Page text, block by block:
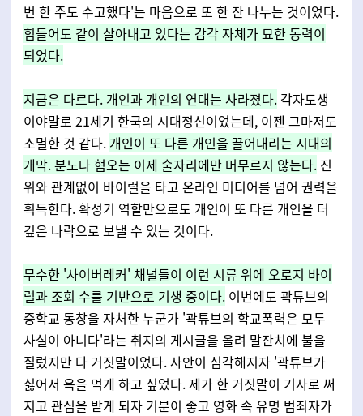
번 한 주도 수고했다'는 마음으로 또 한 잔 나누는 것이었다.
힘들어도 같이 살아내고 있다는 감각 자체가 묘한 동력이
되었다.
지금은 다르다. 개인과 개인의 연대는 사라졌다.각자도생
이야말로 21세기 한국의 시대정신이었는데, 이젠 그마저도
소멸한 것 같다. 개인이 또 다른 개인을 끌어내리는 시대의
개막. 분노나 혐오는 이제 술자리에만 머무르지 않는다.진
위와 관계없이 바이럴을 타고 온라인 미디어를 넘어 권력을
획득한다. 확성기 역할만으로도 개인이 또 다른 개인을 더
깊은 나락으로 보낼 수 있는 것이다.
무수한 '사이버레커' 채널들이 이런 시류 위에 오로지 바이
럴과 조회 수를 기반으로 기생 중이다.이번에도 곽튜브의
중학교 동창을 자처한 누군가 '곽튜브의 학교폭력은 모두
사실이 아니다'라는 취지의 게시글을 올려 말잔치에 불을
질렀지만 다 거짓말이었다. 사안이 심각해지자 '곽튜브가
싫어서 욕을 먹게 하고 싶었다. 제가 한 거짓말이 기사로 써
지고 관심을 받게 되자 기분이 좋고 영화 속 유명 범죄자가